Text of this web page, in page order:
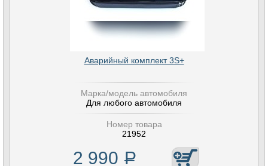
Аварийный комплект 3S+
Марка/модель автомобиля
Для любого автомобиля
Номер товара
21952
2 990 Р